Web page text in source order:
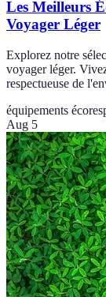
Les Meilleurs
Voyager Léger
Explorez notre
voyager léger.
respectueuse de
équipements
Aug 5